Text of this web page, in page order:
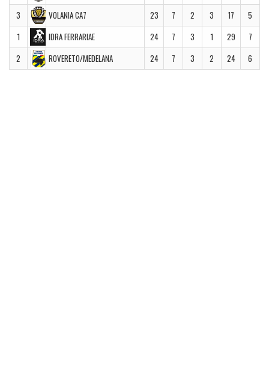
3
VOLANIA CA7 23 7 2 3 17
5
1
IDRA FERRARIAE 24 7 3 1 29
7
2
ROVERETO/MEDELANA 24 7 3 2 24 6